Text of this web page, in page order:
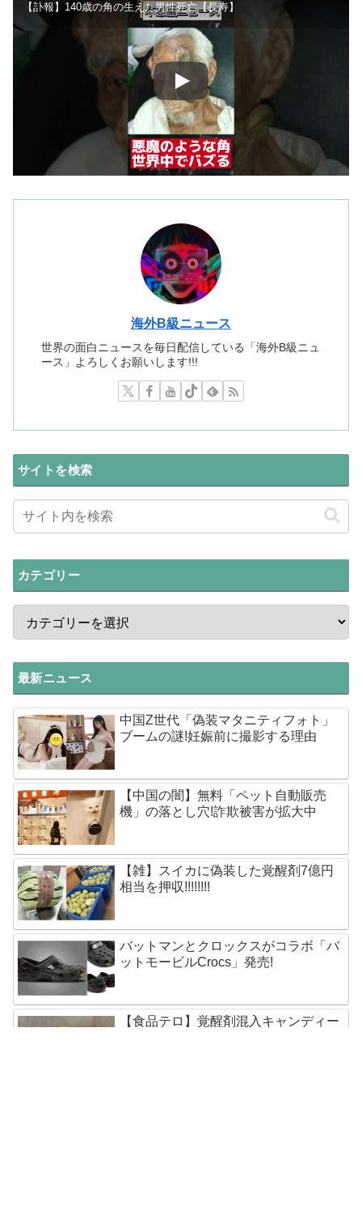
【訃報】140歳の角の生えた男性死亡【長寿】
海外B級ニュース
世界の面白ニュースを毎日配信している「海外B級ニュ
ース」よろしくお願いします!!!
サイトを検索
カテゴリー
最新ニュース
中国Z世代「偽装マタニティフォト」
ブームの謎!妊娠前に撮影する理由
【中国の闇】無料「ペット自動販売
機」の落とし穴!詐欺被害が拡大中
【雑】スイカに偽装した覚醒剤7億円
相当を押収!!!!!!!!
バットマンとクロックスがコラボ「バ
ットモービルCrocs」発売!
【食品テロ】覚醒剤混入キャンディー